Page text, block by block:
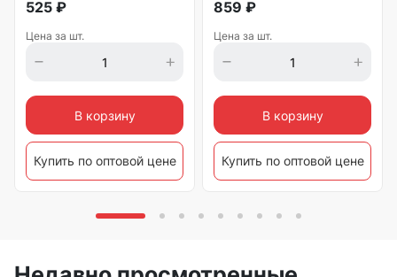
525 ₽
Цена за шт.
В корзину
Купить по оптовой цене
859 ₽
Цена за шт.
В корзину
Купить по оптовой цене